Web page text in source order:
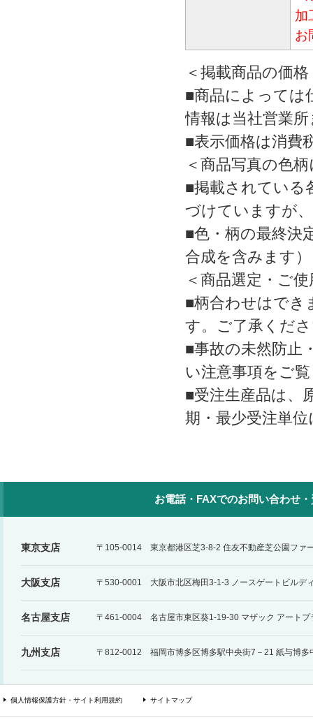
加
お
＜掲載商品の価
■商品によっては
情報は当社営業
■表示価格は消費
＜商品写真の色
■掲載されている
づけていますが
■色・柄の最終決
合成を含みます）
＜商品選定・ご
■柄合わせはでき
す。ご了承くだ
■事故の未然防止
い注意事項をご
■受注生産品は、
期・最少受注単
お電話・FAXでのお問い合わせ
東京支店 〒105-0014 東京都港区芝3-8-2 住友不動産芝公園ファ
大阪支店 〒530-0001 大阪市北区梅田3-1-3 ノースゲートビルデ
名古屋支店 〒461-0004 名古屋市東区葵1-19-30 マザック アートプ
九州支店 〒812-0012 福岡市博多区博多駅中央街7－21 紙与博多
個人情報保護方針・サイト利用規約 サイトマップ